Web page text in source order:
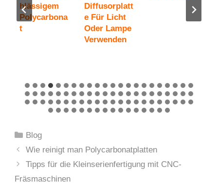
Hlässigem
Polycarbona
T
Diffusorplatt
E Für Licht
Oder Lampe
Verwenden
Kategorien
Blog
Wie reinigt man Polycarbonatplatten
Tipps für die Kleinserienfertigung mit CNC-
Fräsmaschinen